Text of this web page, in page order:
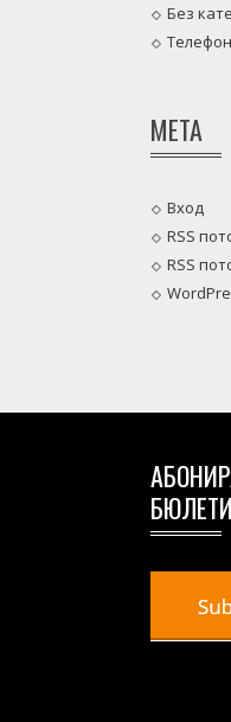
Без
МЕТА
Вход
RSS
RSS